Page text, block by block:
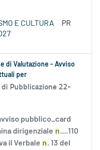
E CULTURA
PR
di Valutazione - Avviso
per
di Pubblicazione 22-
pubblico_card
dirigenziale n....110
il Verbale n. 13 del